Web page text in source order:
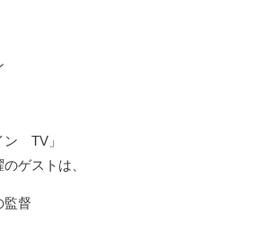
ン TV」
ゲストは、
監督